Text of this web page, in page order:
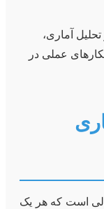
آماری،
عملی در
است که هر یک